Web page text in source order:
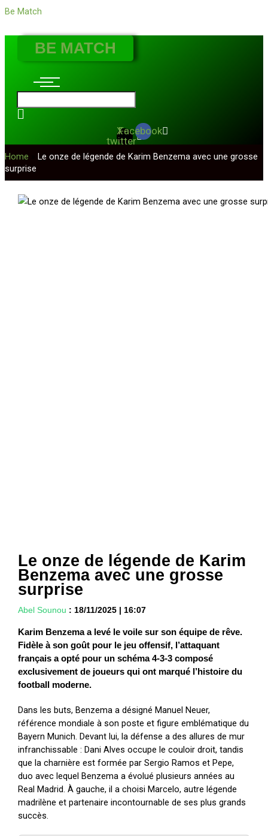
Aller
contenu
Be Match
BE MATCH
X-
twitter
Facebook
Home
Le onze de légende de Karim Benzema avec une grosse
surprise
Le onze de légende de Karim
Benzema avec une grosse
surprise
Abel Sounou : 18/11/2025 | 16:07
Karim Benzema a levé le voile sur son équipe de rêve.
Fidèle à son goût pour le jeu offensif, l’attaquant
français a opté pour un schéma 4-3-3 composé
exclusivement de joueurs qui ont marqué l’histoire du
football moderne.
Dans les buts, Benzema a désigné Manuel Neuer,
référence mondiale à son poste et figure emblématique du
Bayern Munich. Devant lui, la défense a des allures de mur
infranchissable : Dani Alves occupe le couloir droit, tandis
que la charnière est formée par Sergio Ramos et Pepe,
duo avec lequel Benzema a évolué plusieurs années au
Real Madrid. À gauche, il a choisi Marcelo, autre légende
madrilène et partenaire incontournable de ses plus grands
succès.
Écrivez
Nom*
E-Site